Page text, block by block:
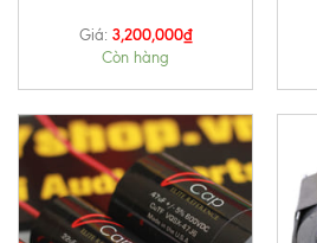
Giá: 3,200,000₫
Còn hàng